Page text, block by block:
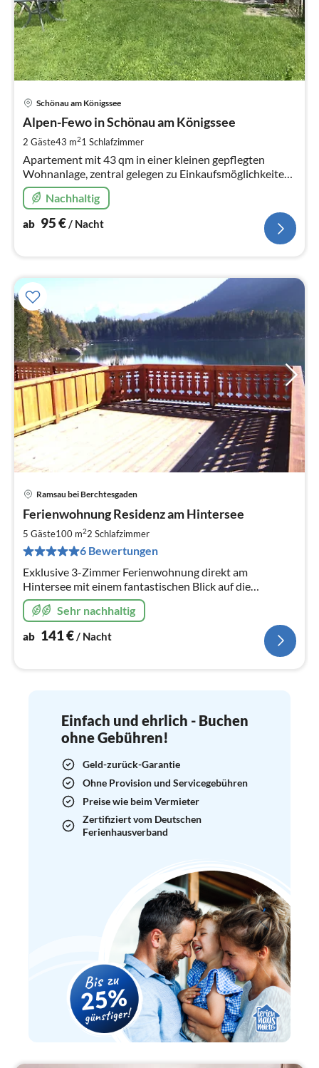
Schönau am Königssee
Alpen-Fewo in Schönau am Königssee
2 Gäste43 m21 Schlafzimmer
Apartement mit 43 qm in einer kleinen gepflegten
Wohnanlage, zentral gelegen zu Einkaufsmöglichkeiten
und Sehenswürdigkeiten. 8 Gehminuten zur Rehaklinik
in Schönau am Königssee.
Nachhaltig
ab 95€/ Nacht
Ramsau bei Berchtesgaden
Ferienwohnung Residenz am Hintersee
5 Gäste100 m22 Schlafzimmer
6 Bewertungen
Exklusive 3-Zimmer Ferienwohnung direkt am
Hintersee mit einem fantastischen Blick auf die
wunderschöne Umgebung. Stromversogung seit 2019
Sehr nachhaltig
ab 141€/ Nacht
Einfach und ehrlich - Buchen
ohne Gebühren!
Geld-zurück-Garantie
Ohne Provision und Servicegebühren
Preise wie beim Vermieter
Zertifiziert vom Deutschen
Ferienhausverband